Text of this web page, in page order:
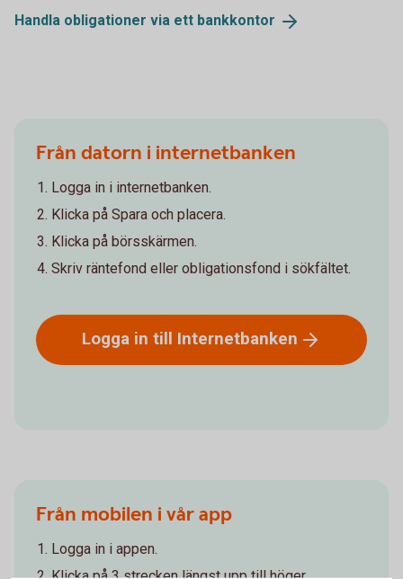
Handla obligationer via ett bankkontor
Från datorn i internetbanken
Logga in i internetbanken.
Klicka på Spara och placera.
Klicka på börsskärmen.
Skriv räntefond eller obligationsfond i sökfältet.
Logga in till Internetbanken
Från mobilen i vår app
Logga in i appen.